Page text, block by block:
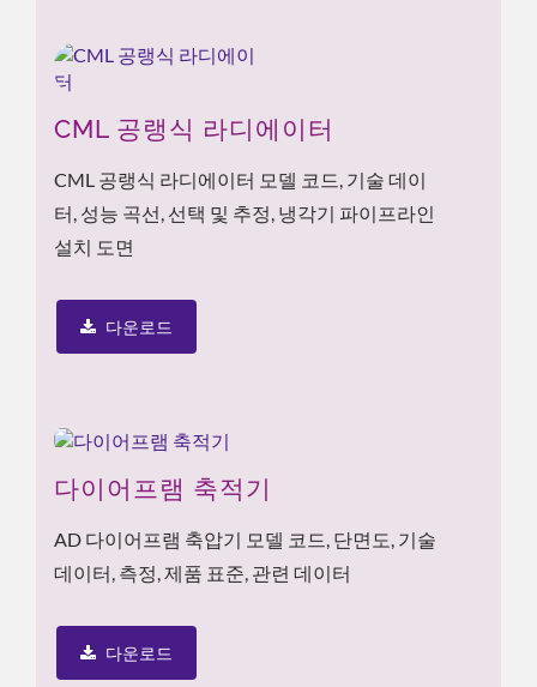
CML 공랭식 라디에이터
CML 공랭식 라디에이터 모델 코드, 기술 데이
터, 성능 곡선, 선택 및 추정, 냉각기 파이프라인
설치 도면
다운로드
다이어프램 축적기
AD 다이어프램 축압기 모델 코드, 단면도, 기술
데이터, 측정, 제품 표준, 관련 데이터
다운로드